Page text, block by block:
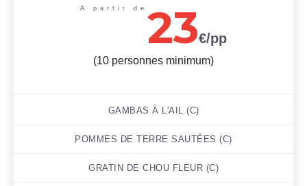
A partir de 23€/pp
(10 personnes minimum)
GAMBAS À L'AIL (C)
POMMES DE TERRE SAUTÉES (C)
GRATIN DE CHOU FLEUR (C)